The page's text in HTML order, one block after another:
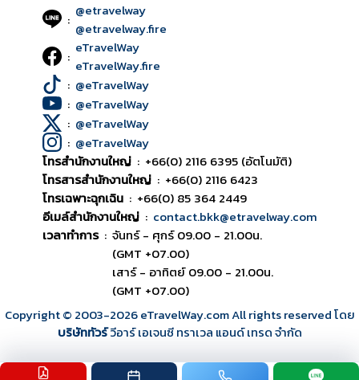
: @etravelway
@etravelway.fire
: eTravelWay
eTravelWay.fire
: @eTravelWay
: @eTravelWay
: @eTravelWay
: @eTravelWay
โทรสำนักงานใหญ่ : +66(0) 2116 6395 (อัตโนมัติ)
โทรสารสำนักงานใหญ่ : +66(0) 2116 6423
โทรเฉพาะฉุกเฉิน : +66(0) 85 364 2449
อีเมล์สำนักงานใหญ่ : contact.bkk@etravelway.com
เวลาทำการ : จันทร์ - ศุกร์ 09.00 - 21.00น.
(GMT +07.00)
เสาร์ - อาทิตย์ 09.00 - 21.00น.
(GMT +07.00)
Copyright © 2003-2026eTravelWay.com All rights reserved โดย
บริษัททัวร์วีอาร์ เอเจนซี ทราเวล แอนด์ เทรด จำกัด